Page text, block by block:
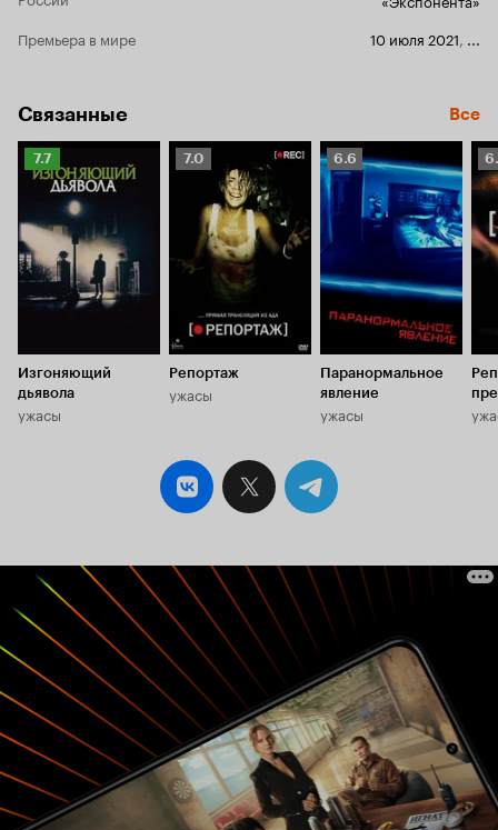
жителей,
интерес.
Премьера в мире
10 июля 2021
Связанные Все
Рейтинг
Кинопоиска
7.7
Изгоняющий
дьявола
ужасы
Рейтинг
Кинопоиска
7.0
Репортаж
ужасы
Рейтинг
Кинопоиска
6.6
6.6
Паранормальное
явление
ужасы